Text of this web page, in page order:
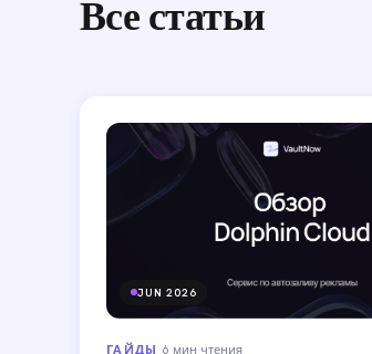
Все статьи
JUN 2026
ГАЙДЫ ·6 мин чтения